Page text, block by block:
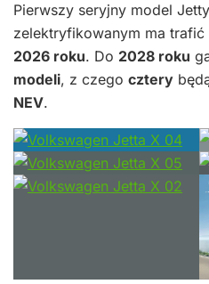
Pierwszy seryjny model
zelektryfikowanym ma
2026 roku. Do 2028 roku
modeli, z czego cztery
NEV.